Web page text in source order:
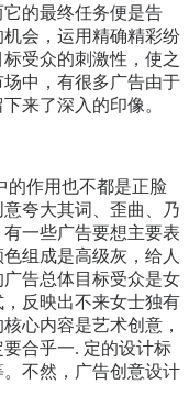
的最终任务便是告
会，运用精确精彩纷
受众的刺激性，使之
中，有很多广告由于
来了深入的印像。
的作用也不都是正脸
夸大其词、歪曲、乃
一些广告要想主要表
组成是高级灰，给人
告总体目标受众是女
反映出不来女士独有
心内容是艺术创意，
合乎一. 定的设计标
不然，广告创意设计